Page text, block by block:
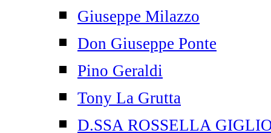
Giuseppe Milazzo
Don Giuseppe Ponte
Pino Geraldi
Tony La Grutta
D.SSA ROSSELLA